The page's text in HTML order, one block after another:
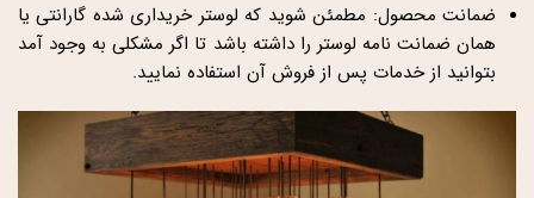
ضمانت محصول: مطمئن شوید که لوستر خریداری شده گارانتی یا
همان ضمانت نامه لوستر را داشته باشد تا اگر مشکلی به وجود آمد
بتوانید از خدمات پس از فروش آن استفاده نمایید.